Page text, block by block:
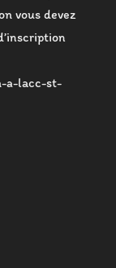
vous devez
a-lacc-st-